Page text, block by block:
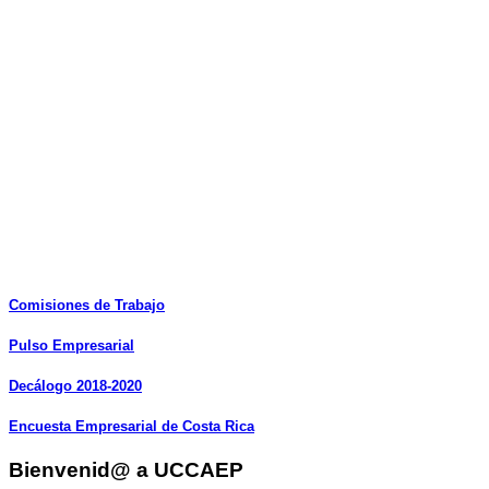
Comisiones de Trabajo
Pulso Empresarial
Decálogo 2018-2020
Encuesta Empresarial de Costa Rica
Bienvenid@ a UCCAEP